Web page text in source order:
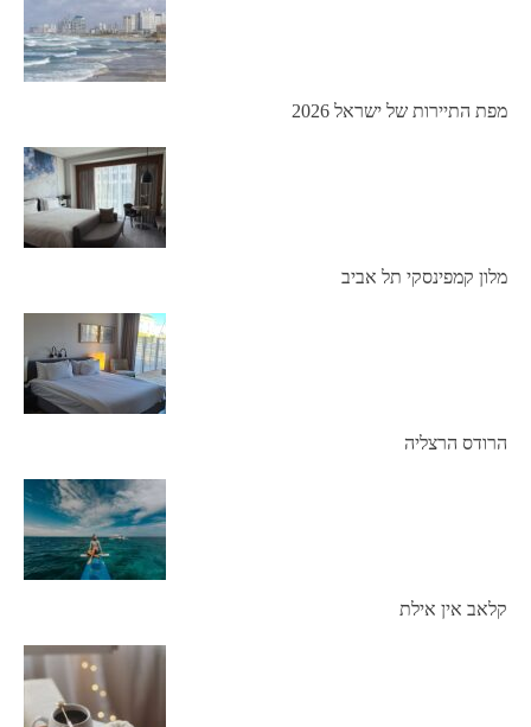
מפת התיירות של ישראל 2026
מלון קמפינסקי תל אביב
הרודס הרצליה
קלאב אין אילת